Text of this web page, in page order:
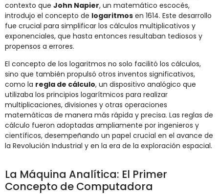
contexto que John Napier, un matemático escocés,
introdujo el concepto de logaritmos en 1614. Este desarrollo
fue crucial para simplificar los cálculos multiplicativos y
exponenciales, que hasta entonces resultaban tediosos y
propensos a errores.
El concepto de los logaritmos no solo facilitó los cálculos,
sino que también propulsó otros inventos significativos,
como la regla de cálculo, un dispositivo analógico que
utilizaba los principios logarítmicos para realizar
multiplicaciones, divisiones y otras operaciones
matemáticas de manera más rápida y precisa. Las reglas de
cálculo fueron adoptadas ampliamente por ingenieros y
científicos, desempeñando un papel crucial en el avance de
la Revolución Industrial y en la era de la exploración espacial.
La Máquina Analítica: El Primer
Concepto de Computadora